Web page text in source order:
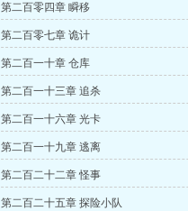
第二百零四章 瞬移
第二百零七章 诡计
第二百一十章 仓库
第二百一十三章 追杀
第二百一十六章 光卡
第二百一十九章 逃离
第二百二十二章 怪事
第二百二十五章 探险小队